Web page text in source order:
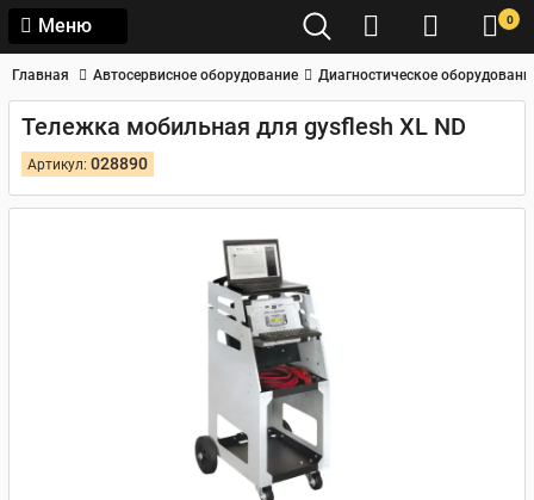
Меню 0
Главная Автосервисное оборудование Диагностическое
Тележка мобильная для gysflesh XL ND
Артикул: 028890